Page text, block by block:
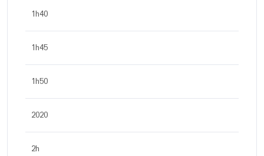
1h40
1h45
1h50
2020
2h